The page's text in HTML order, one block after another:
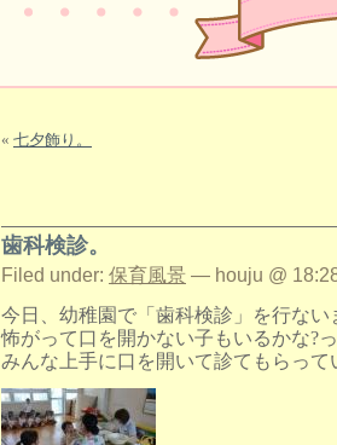
« 七夕飾り。
歯科検診。
Filed under: 保育風景 — houju @
今日、幼稚園で「歯科検診」を行ない
怖がって口を開かない子もいるかな?
みんな上手に口を開いて診てもらって